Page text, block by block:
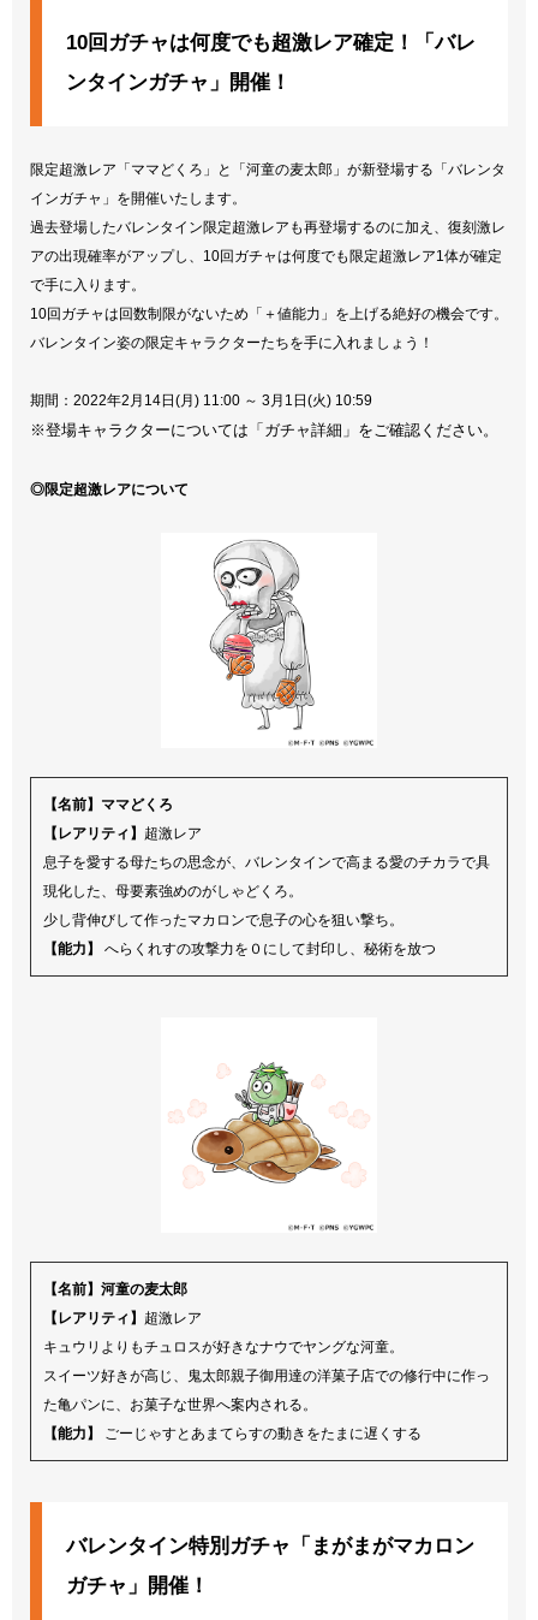
10回ガチャは何度でも超激レア確定！「バレ
ンタインガチャ」開催！
限定超激レア「ママどくろ」と「河童の麦太郎」が新登場する「バレンタ
インガチャ」を開催いたします。
過去登場したバレンタイン限定超激レアも再登場するのに加え、復刻激レ
アの出現確率がアップし、10回ガチャは何度でも限定超激レア1体が確定
で手に入ります。
10回ガチャは回数制限がないため「＋値能力」を上げる絶好の機会です。
バレンタイン姿の限定キャラクターたちを手に入れましょう！
期間：2022年2月14日(月) 11:00 ～ 3月1日(火) 10:59
※登場キャラクターについては「ガチャ詳細」をご確認ください。
◎限定超激レアについて
【名前】ママどくろ
【レアリティ】 超激レア
息子を愛する母たちの思念が、バレンタインで高まる愛のチカラで具
現化した、母要素強めのがしゃどくろ。
少し背伸びして作ったマカロンで息子の心を狙い撃ち。
【能力】
へらくれすの攻撃力を０にして封印し、秘術を放つ
【名前】河童の麦太郎
【レアリティ】 超激レア
キュウリよりもチュロスが好きなナウでヤングな河童。
スイーツ好きが高じ、鬼太郎親子御用達の洋菓子店での修行中に作っ
た亀パンに、お菓子な世界へ案内される。
【能力】
ごーじゃすとあまてらすの動きをたまに遅くする
バレンタイン特別ガチャ「まがまがマカロン
ガチャ」開催！